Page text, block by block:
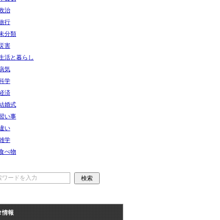
治
行
分類
害
活と暮らし
気
学
済
婚式
い事
い
学
べ物
情報